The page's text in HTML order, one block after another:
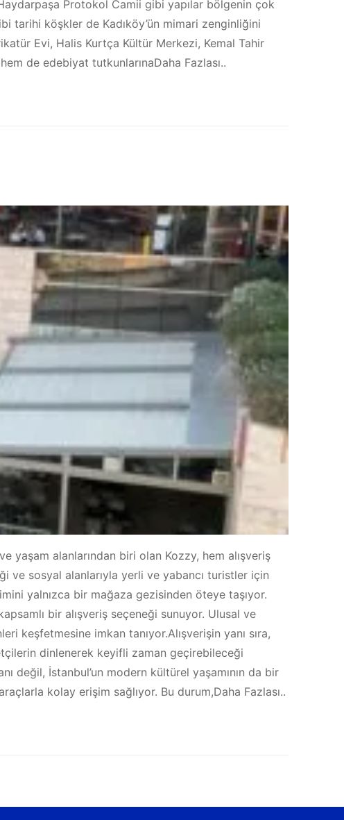
Protokol Camii gibi yapılar bölgenin çok
tarihi köşkler de Kadıköy’ün mimari zenginliğini
Evi, Halis Kurtça Kültür Merkezi, Kemal Tahir
de edebiyat tutkunlarınaDaha Fazlası..
yaşam alanlarından biri olan Kozzy, hem alışveriş
ve sosyal alanlarıyla yerli ve yabancı turistler için
yalnızca bir mağaza gezisinden öteye taşıyor.
bir alışveriş seçeneği sunuyor. Ulusal ve
keşfetmesine imkan tanıyor.Alışverişin yanı sıra,
dinlenerek keyifli zaman geçirebileceği
değil, İstanbul’un modern kültürel yaşamının da bir
kolay erişim sağlıyor. Bu durum,Daha Fazlası..